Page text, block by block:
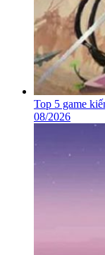
Top 5 game
08/2026